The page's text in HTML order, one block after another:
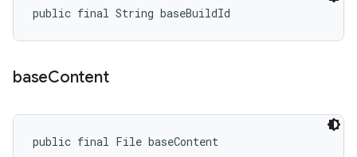
public final String baseBuildId
baseContent
public final File baseContent